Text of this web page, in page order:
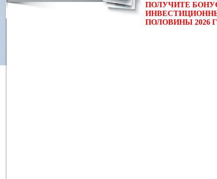
ПОЛУЧИТЕ
ПОЛОВИНЫ 2026